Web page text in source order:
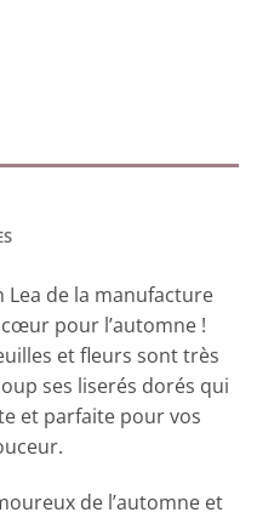
de la manufacture
pour l’automne !
et fleurs sont très
ses liserés dorés qui
et parfaite pour vos
de l’automne et